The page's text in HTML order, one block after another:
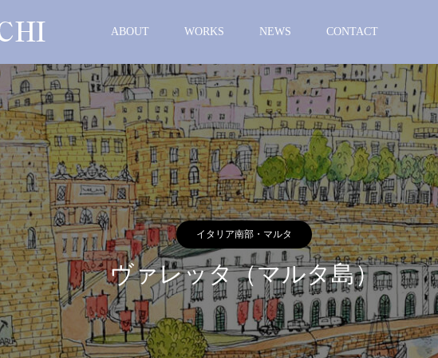
ABOUT WORKS NEWS CONTACT
イタリア南部・マルタ
ヴァレッタ（マルタ島）